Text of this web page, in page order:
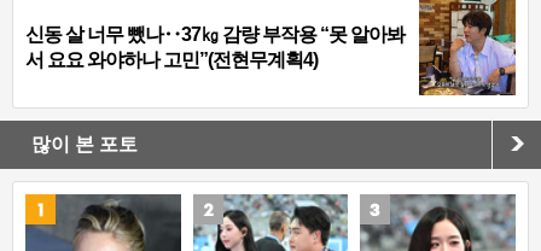
신동 살 너무 뺐나‥37㎏ 감량 부작용 “못 알아봐
서 요요 와야하나 고민”(전현무계획4)
많이 본 포토